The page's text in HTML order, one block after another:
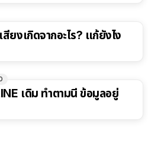
ยงเกิดจากอะไร? แก้ยังไง
เดิม ทำตามนี้ ข้อมูลอยู่